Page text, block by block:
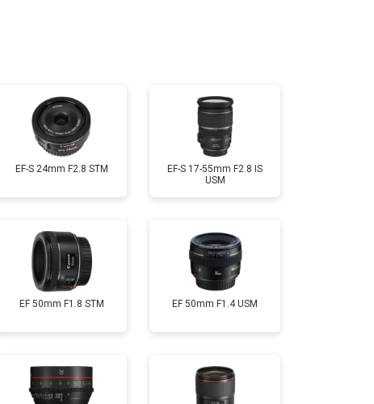
от 2600 ₽ Заказать
EF-S 24mm F2.8 STM
EF-S 17-55mm F2.8 IS
USM
EF 50mm F1.8 STM EF 50mm F1.4 USM